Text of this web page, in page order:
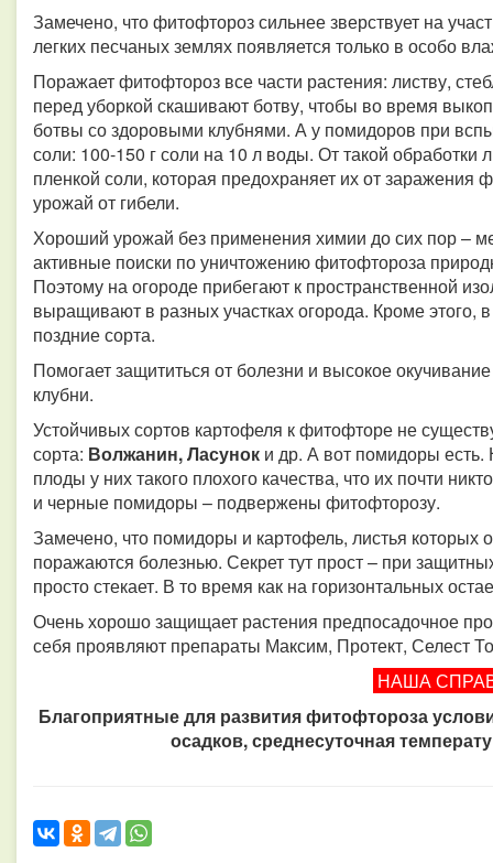
Замечено, что фитофтороз сильнее зверствует на
легких песчаных землях появляется только в особо
Поражает фитофтороз все части растения: листву,
перед уборкой скашивают ботву, чтобы во время
ботвы со здоровыми клубнями. А у помидоров при
соли: 100-150 г соли на 10 л воды. От такой
пленкой соли, которая предохраняет их от
урожай от гибели.
Хороший урожай без применения химии до сих пор –
активные поиски по уничтожению фитофтороза
Поэтому на огороде прибегают к пространственной
выращивают в разных участках огорода. Кроме
поздние сорта.
Помогает защититься от болезни и высокое
клубни.
Устойчивых сортов картофеля к фитофторе не
сорта: Волжанин, Ласунок и др. А вот помидоры
плоды у них такого плохого качества, что их почти
и черные помидоры – подвержены фитофторозу.
Замечено, что помидоры и картофель, листья которых
поражаются болезнью. Секрет тут прост – при
просто стекает. В то время как на горизонтальных
Очень хорошо защищает растения предпосадочное
себя проявляют препараты Максим, Протект, Селест
НАША
Благоприятные для развития фитофтороза
осадков, среднесуточная